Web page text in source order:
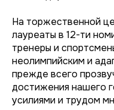
На торжественной
лауреаты в 12-ти
тренеры и
неолимпийским и
прежде всего
достижения нашего
усилиями и трудом